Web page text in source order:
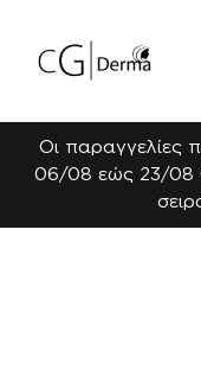
Οι παραγγελίες
06/08 εώς 23/08